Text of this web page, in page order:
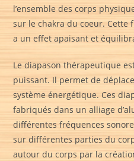
l’ensemble des corps
sur le chakra du coeur. Cette
a un effet apaisant et
Le diapason thérapeutique
puissant. Il permet de
système énergétique. Ces
fabriqués dans un alliage
différentes fréquences
sur différentes parties du
autour du corps par la